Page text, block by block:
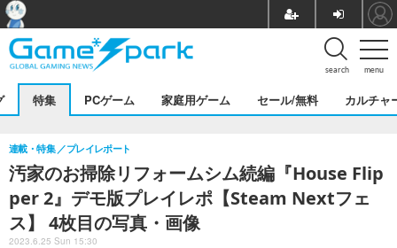
menu
search
特集 PCゲーム 家庭用ゲーム セール/無料 カルチャ
汚家のお掃除リフォームシム続編『House Flip
per 2』デモ版プレイレポ【Steam Nextフェ
ス】 4枚目の写真・画像
連載・特集 プレイレポート
2023.6.25 Sun 15:30